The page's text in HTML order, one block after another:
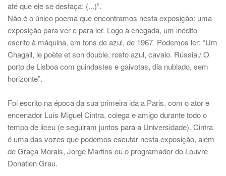
até que ele se desfaça; (...)”.
Não é o único poema que encontramos nesta exposição: uma
exposição para ver e para ler. Logo à chegada, um inédito
escrito à máquina, em tons de azul, de 1967. Podemos ler: “Um
Chagall, le poète et son double, rosto azul, cavalo. Rússia./ O
porto de Lisboa com guindastes e gaivotas, dia nublado, sem
horizonte”.
Foi escrito na época da sua primeira ida a Paris, com o ator e
encenador Luís Miguel Cintra, colega e amigo durante todo o
tempo de liceu (e seguiram juntos para a Universidade). Cintra
é uma das vozes que podemos escutar nesta exposição, além
de Graça Morais, Jorge Martins ou o programador do Louvre
Donatien Grau.